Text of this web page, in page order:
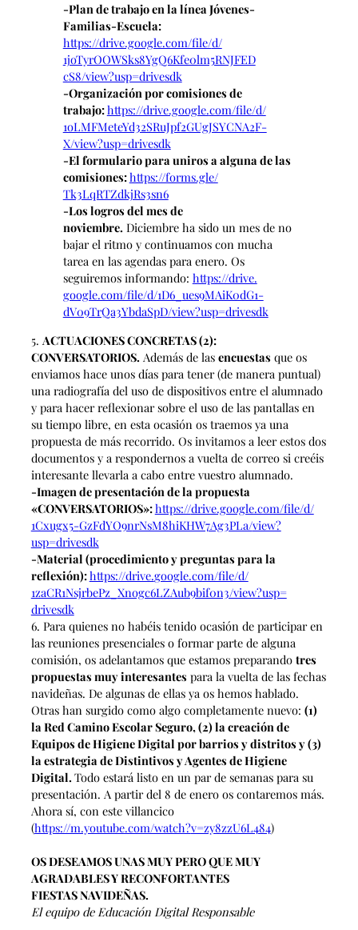
-Plan de trabajo en la línea Jóvenes-
Familias-Escuela:
https://drive.google.com/file/d/
1joTyrOOWSks8YgQ6Kfe0lm5RNJFED
cS8/view?usp=drivesdk
-Organización por comisiones de
trabajo:https://drive.google.com/file/d/
1oLMFMeteYd32SRuJpf2GUgJSYCNA2F-
X/view?usp=drivesdk
-El formulario para uniros a alguna de las
comisiones:https://forms.gle/
Tk3LqRTZdkjRs3sn6
-Los logros del mes de
noviembre. Diciembre ha sido un mes de no
bajar el ritmo y continuamos con mucha
tarea en las agendas para enero. Os
seguiremos informando: https://drive.
google.com/file/d/1D6_ ues9MAiK0dG1-
dV09TrQa3YbdaSpD/view?usp=drivesdk
5. ACTUACIONES CONCRETAS (2):
CONVERSATORIOS. Además de las encuestas que os
enviamos hace unos días para tener (de manera puntual)
una radiografía del uso de dispositivos entre el alumnado
y para hacer reflexionar sobre el uso de las pantallas en
su tiempo libre, en esta ocasión os traemos ya una
propuesta de más recorrido. Os invitamos a leer estos dos
documentos y a respondernos a vuelta de correo si creéis
interesante llevarla a cabo entre vuestro alumnado.
-Imagen de presentación de la propuesta
«CONVERSATORIOS»:https://drive.google.com/file/d/
1Cxugx5-GzFdYO9nrNsM8hiKHW7Ag3PLa/view?
usp=drivesdk
-Material (procedimiento y preguntas para la
reflexión):https://drive.google.com/file/d/
1zaCR1NsjrbePz_ Xnogc6LZAub9bif0n3/view?usp=
drivesdk
6. Para quienes no habéis tenido ocasión de participar en
las reuniones presenciales o formar parte de alguna
comisión, os adelantamos que estamos preparando tres
propuestas muy interesantes para la vuelta de las fechas
navideñas. De algunas de ellas ya os hemos hablado.
Otras han surgido como algo completamente nuevo: (1)
la Red Camino Escolar Seguro, (2) la creación de
Equipos de Higiene Digital por barrios y distritos y (3)
la estrategia de Distintivos y Agentes de Higiene
Digital. Todo estará listo en un par de semanas para su
presentación. A partir del 8 de enero os contaremos más.
Ahora sí, con este villancico
(https://m.youtube.com/watch?v=zy8zzU6L484)
OS DESEAMOS UNAS MUY PERO QUE MUY
AGRADABLES Y RECONFORTANTES
FIESTAS NAVIDEÑAS.
El equipo de Educación Digital Responsable